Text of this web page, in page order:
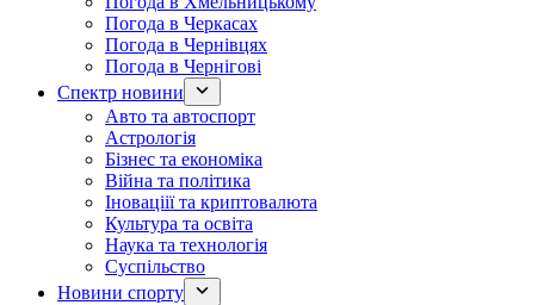
Погода в Черкасах
Погода в Чернівцях
Погода в Чернігові
Спектр новини
Авто та автоспорт
Астрологія
Бізнес та економіка
Війна та політика
Іноваціії та криптовалюта
Культура та освіта
Наука та технологія
Суспільство
Новини спорту